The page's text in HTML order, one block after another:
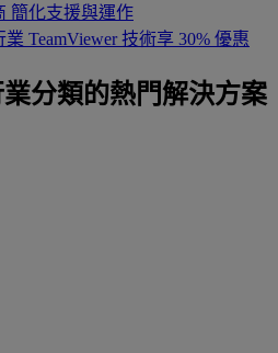
簡化支援與運作
業 TeamViewer 技術享 30% 優惠
分類的熱門解決方案